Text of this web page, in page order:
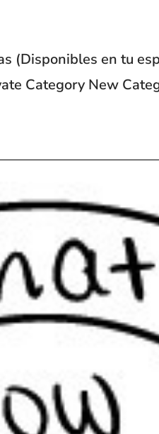
(Disponibles en tu
Category New